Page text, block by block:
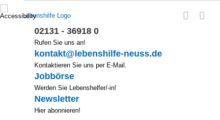
Zum
Inhalt
02131 - 36918 0
Rufen Sie uns an!
kontakt@lebenshilfe-neuss.de
Kontaktieren Sie uns per E-Mail.
Jobbörse
Werden Sie Lebenshelfer/-in!
Newsletter
Hier abonnieren!